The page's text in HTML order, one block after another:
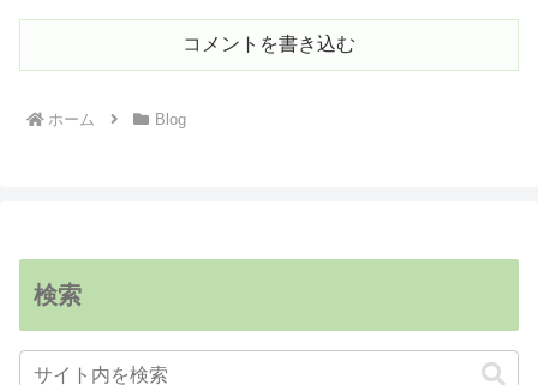
コメントを書き込む
ホーム Blog
検索